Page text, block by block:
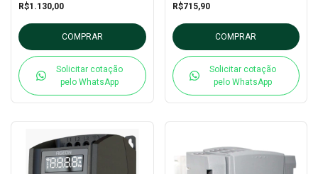
R$1.130,00
COMPRAR
Solicitar cotação
pelo WhatsApp
R$715,90
COMPRAR
Solicitar cotação
pelo WhatsApp